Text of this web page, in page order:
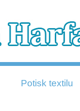
Potisk textilu